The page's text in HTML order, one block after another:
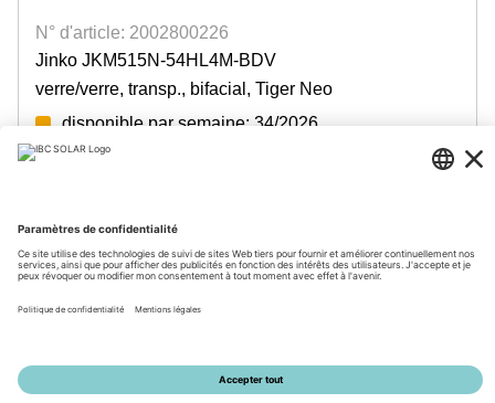
N° d'article: 2002800226
Jinko JKM515N-54HL4M-BDV
verre/verre, transp., bifacial, Tiger Neo
disponible par semaine: 34/2026
Protection des données